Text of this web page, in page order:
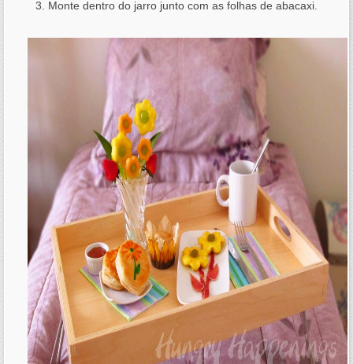
Monte dentro do jarro junto com as folhas de abacaxi.